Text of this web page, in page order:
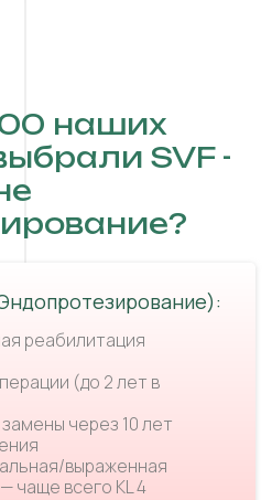
наших
SVF -
реабилитация
(до 2 лет в
через 10 лет
выраженная
чаще всего KL 4